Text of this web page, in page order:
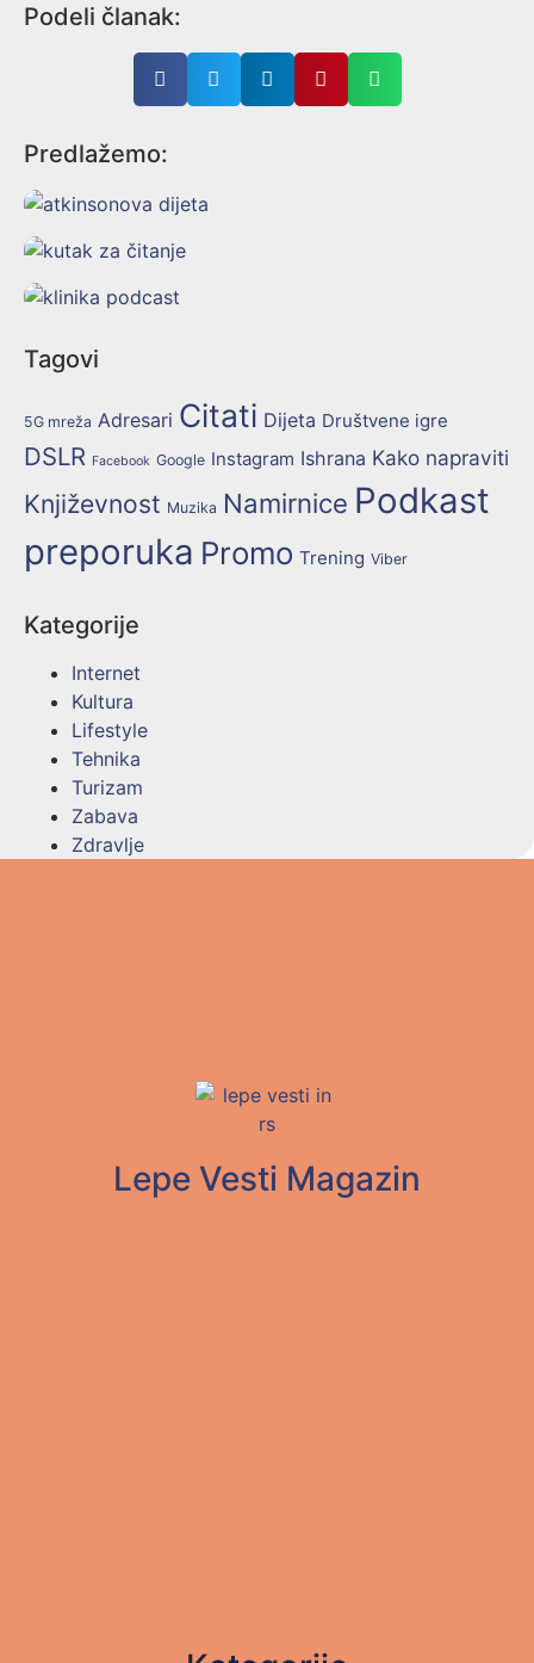
Podeli članak:
Predlažemo:
Tagovi
5G mreža Adresari Citati Dijeta Društvene igre
DSLR Facebook Google Instagram Ishrana Kako napraviti
Književnost Muzika Namirnice Podkast
preporuka Promo Trening Viber
Kategorije
Internet
Kultura
Lifestyle
Tehnika
Turizam
Zabava
Zdravlje
Lepe Vesti Magazin